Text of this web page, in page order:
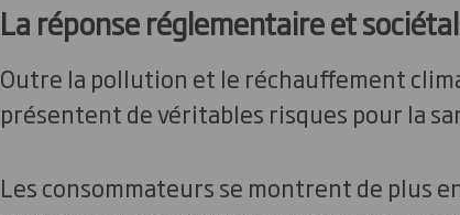
La réponse réglementaire et
Outre la pollution et le réchauffement
présentent de véritables risques pour la
Les consommateurs se montrent de plus